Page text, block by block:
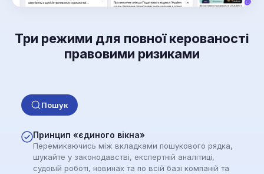
Три режими для повної керованості
правовими ризиками
Пошук
Принцип «єдиного вікна»
Перемикаючись між вкладками пошукового рядка,
шукайте у законодавстві, експертній аналітиці,
судовій роботі, новинах та по всій базі компаній та